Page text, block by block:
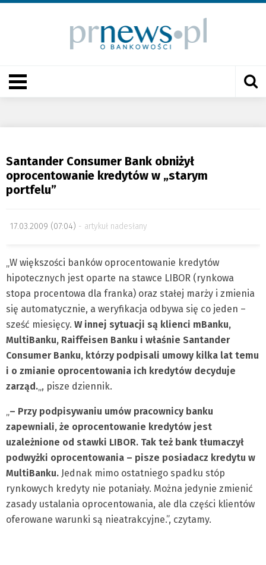
Santander Consumer Bank obniżył
oprocentowanie kredytów w „starym
portfelu”
17.03.2009 (07:04) artykuł nadesłany
„W większości banków oprocentowanie kredytów
hipotecznych jest oparte na stawce LIBOR (rynkowa
stopa procentowa dla franka) oraz stałej marży i zmienia
się automatycznie, a weryfikacja odbywa się co jeden –
sześć miesięcy. W innej sytuacji są klienci mBanku,
MultiBanku, Raiffeisen Banku i właśnie Santander
Consumer Banku, którzy podpisali umowy kilka lat temu
i o zmianie oprocentowania ich kredytów decyduje
zarząd.„, pisze dziennik.
„– Przy podpisywaniu umów pracownicy banku
zapewniali, że oprocentowanie kredytów jest
uzależnione od stawki LIBOR. Tak też bank tłumaczył
podwyżki oprocentowania – pisze posiadacz kredytu w
MultiBanku. Jednak mimo ostatniego spadku stóp
rynkowych kredyty nie potaniały. Można jedynie zmienić
zasady ustalania oprocentowania, ale dla części klientów
oferowane warunki są nieatrakcyjne.”, czytamy.